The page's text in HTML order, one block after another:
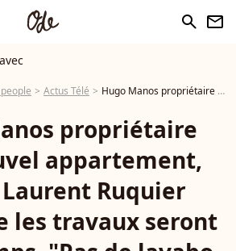
search newsletter
Actus Télé Hugo Manos propriétaire d'un nouvel appartement, l'ex de Laurent Ruquier doute que les travaux seront finis à temps, "Pas de lavabo, rien du tout"
propriétaire
appartement,
Ruquier
les travaux seront